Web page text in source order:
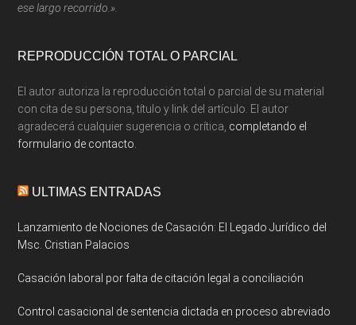
ese largo recorrido.».
REPRODUCCIÓN TOTAL O PARCIAL
El autor autoriza la reproducción total o parcial de su material
con cita de su persona, título y link del artículo. El autor
agradecerá cualquier sugerencia o crítica, completando el
formulario de contacto.
ULTIMAS ENTRADAS
Lanzamiento de Nociones de Casación: El Legado Jurídico del
Msc. Cristian Palacios
Casación laboral por falta de citación legal a conciliación
Control casacional de sentencia dictada en proceso abreviado